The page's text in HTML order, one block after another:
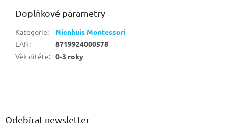
Doplňkové parametry
Kategorie:
Nienhuis Montessori
EAN:
8719924000578
Věk dítěte: 0-3 roky
Z
Odebírat newsletter